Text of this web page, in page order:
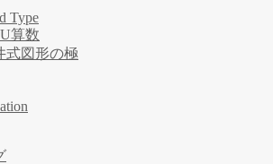
Type
算数
式図形の極